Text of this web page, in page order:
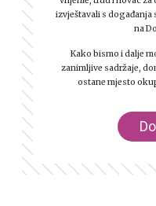
izvještavali s događanja
na
Kako bismo i dalje
zanimljive sadržaje,
ostane mjesto